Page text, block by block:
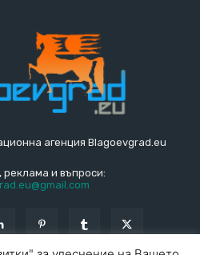
агенция Blagoevgrad.eu
реклама и въпроси: